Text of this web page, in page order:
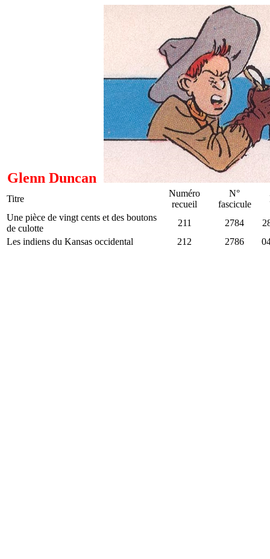
Glenn Duncan
Titre
Numéro
recueil
N°
fascicule
Une pièce de vingt cents et des boutons
de culotte
211 2784
Les indiens du Kansas occidental
212 2786